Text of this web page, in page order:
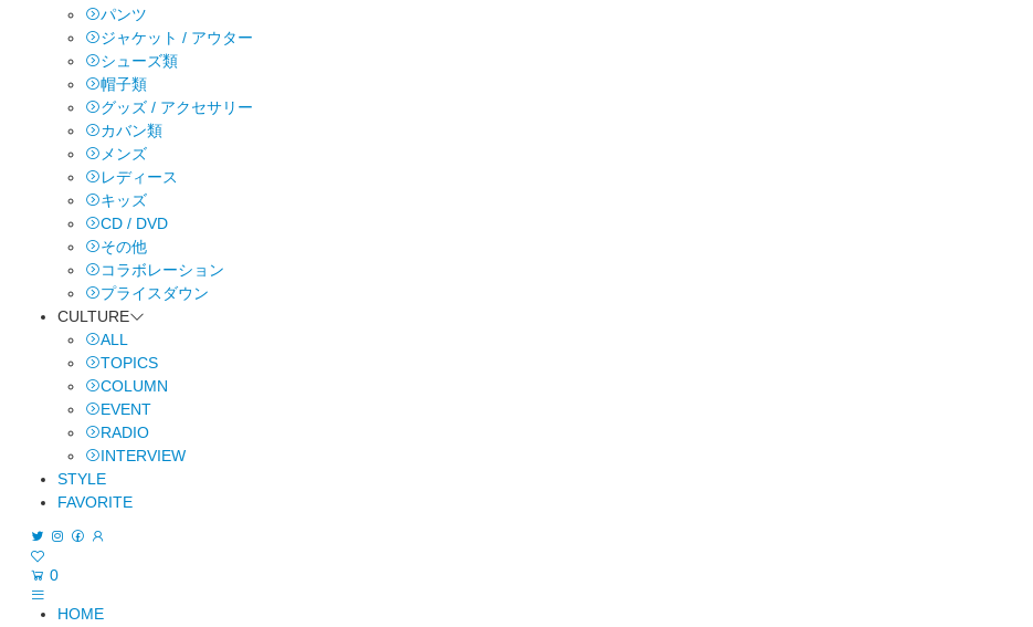
パンツ
ジャケット / アウター
シューズ類
帽子類
グッズ / アクセサリー
カバン類
メンズ
レディース
キッズ
CD / DVD
その他
コラボレーション
プライスダウン
CULTURE
ALL
TOPICS
COLUMN
EVENT
RADIO
INTERVIEW
STYLE
FAVORITE
0
HOME